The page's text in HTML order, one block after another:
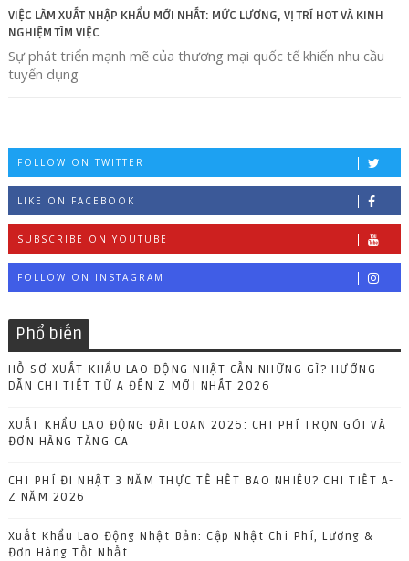
VIỆC LÀM XUẤT NHẬP KHẨU MỚI NHẤT: MỨC LƯƠNG, VỊ TRÍ HOT VÀ KINH
NGHIỆM TÌM VIỆC
Sự phát triển mạnh mẽ của thương mại quốc tế khiến nhu cầu
tuyển dụng
FOLLOW ON TWITTER
LIKE ON FACEBOOK
SUBSCRIBE ON YOUTUBE
FOLLOW ON INSTAGRAM
Phổ biến
HỒ SƠ XUẤT KHẨU LAO ĐỘNG NHẬT CẦN NHỮNG GÌ? HƯỚNG
DẪN CHI TIẾT TỪ A ĐẾN Z MỚI NHẤT 2026
XUẤT KHẨU LAO ĐỘNG ĐÀI LOAN 2026: CHI PHÍ TRỌN GÓI VÀ
ĐƠN HÀNG TĂNG CA
CHI PHÍ ĐI NHẬT 3 NĂM THỰC TẾ HẾT BAO NHIÊU? CHI TIẾT A-
Z NĂM 2026
Xuất Khẩu Lao Động Nhật Bản: Cập Nhật Chi Phí, Lương &
Đơn Hàng Tốt Nhất